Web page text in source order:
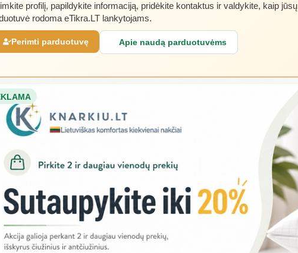
profilį, papildykite informaciją, pridėkite kontaktus ir valdykite, kaip jūsų
rodoma eTikra.LT lankytojams.
Perimti parduotuvę Apie naudą parduotuvėms